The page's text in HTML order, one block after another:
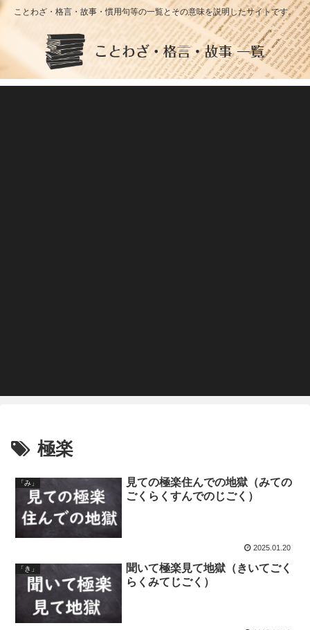
ことわざ・格言・故事・慣用句等の一覧とその意味を説明したサイトです。
極楽
「み」
見ての極楽住んでの地獄（みての
ごくらくすんでのじごく）
2025.01.20
「き」
聞いて極楽見て地獄（きいてごく
らくみてじごく）